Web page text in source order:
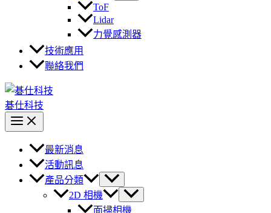
ToF
Lidar
力覺感測器
技術應用
聯絡我們
碁仕科技
最新消息
活動訊息
產品分類
2D 相機
面掃相機